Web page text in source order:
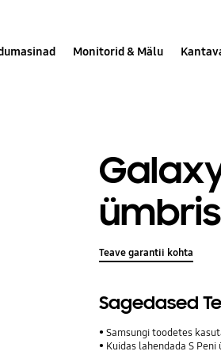
Monitorid & Mälu
ümbris
Teave garantii kohta
Sagedased
Samsungi toodetes
Kuidas lahendada S